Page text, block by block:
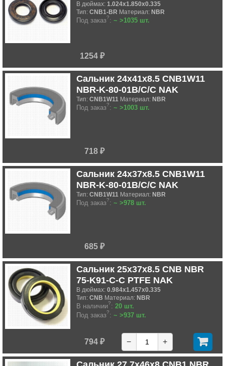
В дюймах: 1.024x1.850x0.335
Тип: CNB1-BR Материал: NBR
Под заказ?: ~ >1035 шт.
1254 ₽
Сальник 24x41x8.5 CNB1W11
NBR-K-80-01B/C/C NAK
Тип: CNB1W11 Материал: NBR
Под заказ?: ~ >1003 шт.
718 ₽
Сальник 24x37x8.5 CNB1W11
NBR-K-80-01B/C/C NAK
Тип: CNB1W11 Материал: NBR
Под заказ?: ~ >978 шт.
685 ₽
Сальник 25x37x8.5 CNB NBR
75-K91-C-C PTFE NAK
В дюймах: 0.984x1.457x0.335
Тип: CNB Материал: NBR
В наличии?: 20 шт.
Под заказ?: ~ >937 шт.
794 ₽ − +